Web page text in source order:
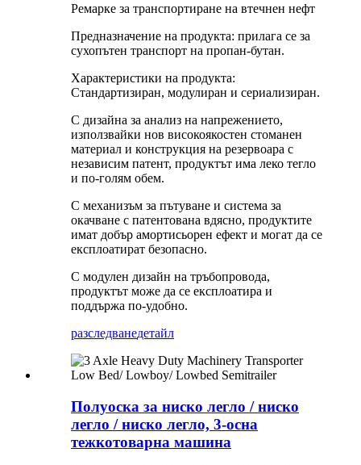
Ремарке за транспортиране на втечнен нефт
Предназначение на продукта: прилага се за
сухопътен транспорт на пропан-бутан.
Характеристики на продукта:
Стандартизиран, модулиран и сериализиран.
С дизайна за анализ на напрежението,
използвайки нов високоякостен стоманен
материал и конструкция на резервоара с
независим патент, продуктът има леко тегло
и по-голям обем.
С механизъм за пътуване и система за
окачване с патентована вдясно, продуктите
имат добър амортисьорен ефект и могат да се
експлоатират безопасно.
С модулен дизайн на тръбопровода,
продуктът може да се експлоатира и
поддържа по-удобно.
разследванедетайл
Полуоска за ниско легло / ниско
легло / ниско легло, 3-осна
тежкотоварна машина